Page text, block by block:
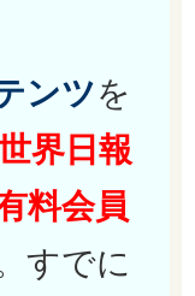
ンツを
界日報
料会員
すでに